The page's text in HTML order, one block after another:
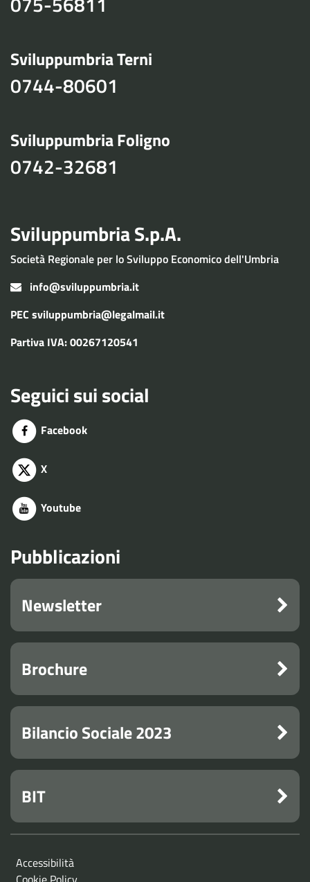
Sviluppumbria Terni
0744-80601
Sviluppumbria Foligno
0742-32681
Sviluppumbria S.p.A.
Società Regionale per lo Sviluppo Economico dell'Umbria
info@sviluppumbria.it
PEC sviluppumbria@legalmail.it
Partiva IVA: 00267120541
Seguici sui social
Facebook
X
Youtube
Pubblicazioni
Newsletter
Brochure
Bilancio Sociale 2023
BIT
Accessibilità